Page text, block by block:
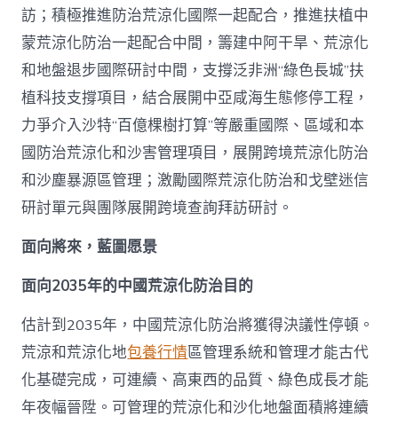
訪；積極推進防治荒涼化國際一起配合，推進扶植中
蒙荒涼化防治一起配合中間，籌建中阿干旱、荒涼化
和地盤退步國際研討中間，支撐泛非洲“綠色長城”扶
植科技支撐項目，結合展開中亞咸海生態修停工程，
力爭介入沙特“百億棵樹打算”等嚴重國際、區域和本
國防治荒涼化和沙害管理項目，展開跨境荒涼化防治
和沙塵暴源區管理；激勵國際荒涼化防治和戈壁迷信
研討單元與團隊展開跨境查詢拜訪研討。
面向將來，藍圖愿景
面向2035年的中國荒涼化防治目的
估計到2035年，中國荒涼化防治將獲得決議性停頓。
荒涼和荒涼化地包養行情區管理系統和管理才能古代
化基礎完成，可連續、高東西的品質、綠色成長才能
年夜幅晉陞。可管理的荒涼化和沙化地盤面積將連續